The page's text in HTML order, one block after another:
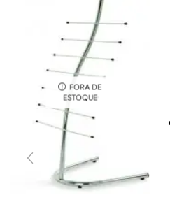
FORA DE
ESTOQUE